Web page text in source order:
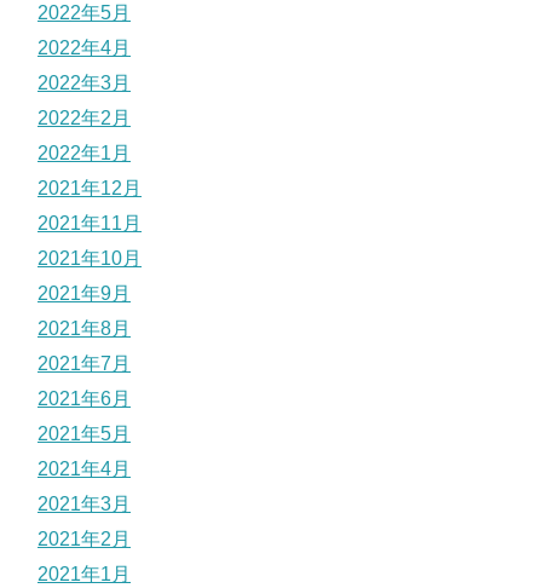
2022年5月
2022年4月
2022年3月
2022年2月
2022年1月
2021年12月
2021年11月
2021年10月
2021年9月
2021年8月
2021年7月
2021年6月
2021年5月
2021年4月
2021年3月
2021年2月
2021年1月